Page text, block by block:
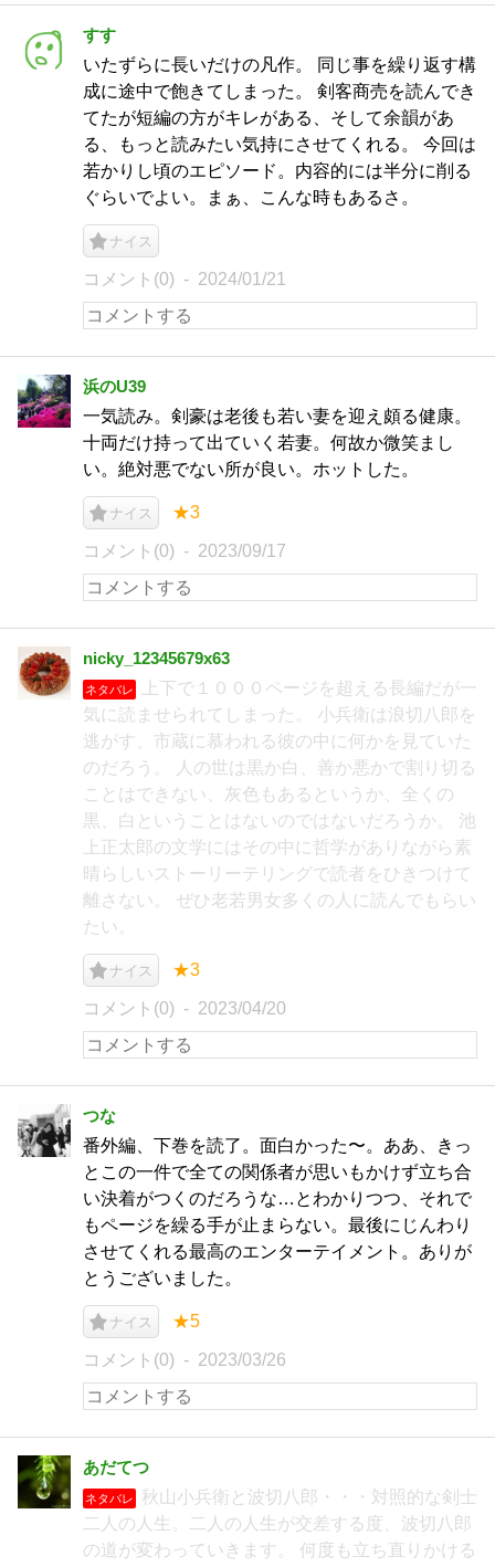
すす
いたずらに長いだけの凡作。 同じ事を繰り返す構
成に途中で飽きてしまった。 剣客商売を読んでき
てたが短編の方がキレがある、そして余韻があ
る、もっと読みたい気持にさせてくれる。 今回は
若かりし頃のエピソード。内容的には半分に削る
ぐらいでよい。まぁ、こんな時もあるさ。
ナイス
コメント(0) 2024/01/21
浜のU39
一気読み。剣豪は老後も若い妻を迎え頗る健康。
十両だけ持って出ていく若妻。何故か微笑まし
い。絶対悪でない所が良い。ホットした。
ナイス ★3
コメント(0) 2023/09/17
nicky_12345679x63
ネタバレ
上下で１０００ページを超える長編だが一
気に読ませられてしまった。 小兵衛は浪切八郎を
逃がす、市蔵に慕われる彼の中に何かを見ていた
のだろう。 人の世は黒か白、善か悪かで割り切る
ことはできない、灰色もあるというか、全くの
黒、白ということはないのではないだろうか。 池
上正太郎の文学にはその中に哲学がありながら素
晴らしいストーリーテリングで読者をひきつけて
離さない。 ぜひ老若男女多くの人に読んでもらい
たい。
ナイス ★3
コメント(0) 2023/04/20
つな
番外編、下巻を読了。面白かった〜。ああ、きっ
とこの一件で全ての関係者が思いもかけず立ち合
い決着がつくのだろうな…とわかりつつ、それで
もページを繰る手が止まらない。最後にじんわり
させてくれる最高のエンターテイメント。ありが
とうございました。
ナイス ★5
コメント(0) 2023/03/26
あだてつ
ネタバレ
秋山小兵衛と波切八郎・・・対照的な剣士
二人の人生。二人の人生が交差する度、波切八郎
の道が変わっていきます。 何度も立ち直りかける